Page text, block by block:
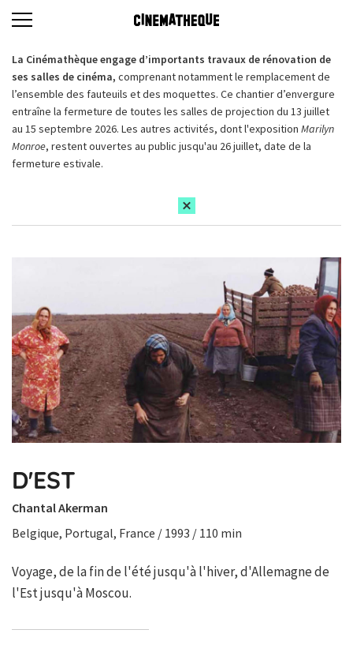
La Cinémathèque engage d’importants travaux de rénovation de
ses salles de cinéma, comprenant notamment le remplacement de
l’ensemble des fauteuils et des moquettes. Ce chantier d’envergure
entraîne la fermeture de toutes les salles de projection du 13 juillet
au 15 septembre 2026. Les autres activités, dont l'exposition Marilyn
Monroe, restent ouvertes au public jusqu'au 26 juillet, date de la
fermeture estivale.
D'EST
Chantal Akerman
Belgique, Portugal, France / 1993 / 110 min
Voyage, de la fin de l'été jusqu'à l'hiver, d'Allemagne de
l'Est jusqu'à Moscou.